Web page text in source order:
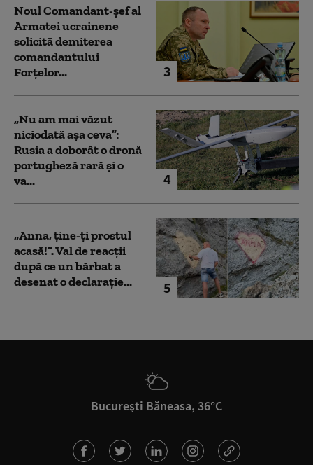
3
Noul Comandant-șef al
Armatei ucrainene
solicită demiterea
comandantului
Forțelor...
4
„Nu am mai văzut
niciodată așa ceva”:
Rusia a doborât o dronă
portugheză rară și o
va...
5
„Anna, ţine-ţi prostul
acasă!”. Val de reacții
după ce un bărbat a
desenat o declarație...
București Băneasa, 36°C